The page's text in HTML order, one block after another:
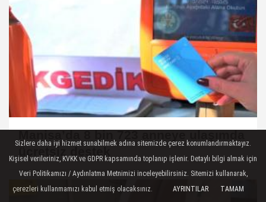
ücretsiz destek
Sizlere daha iyi hizmet sunabilmek adına sitemizde çerez konumlandırmaktayız.
Kişisel verileriniz, KVKK ve GDPR kapsamında toplanıp işlenir. Detaylı bilgi almak için
Veri Politikamızı / Aydınlatma Metnimizi inceleyebilirsiniz. Sitemizi kullanarak,
çerezleri kullanmamızı kabul etmiş olacaksınız.
AYRINTILAR TAMAM